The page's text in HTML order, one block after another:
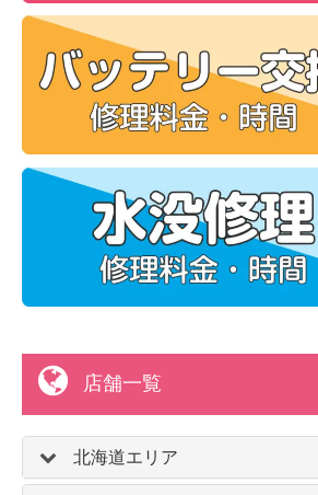
店舗一覧
北海道エリア